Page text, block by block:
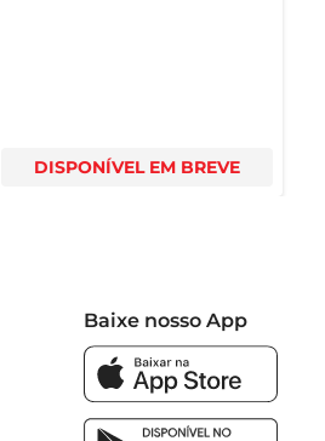
DISPONÍVEL EM BREVE
Baixe nosso App